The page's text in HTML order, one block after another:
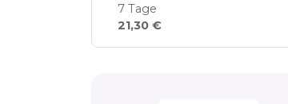
7 Tage
21,30 €